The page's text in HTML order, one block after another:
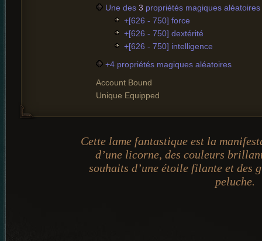
Une des 3 propriétés magiques
+[626 - 750] force
+[626 - 750] dextérité
+[626 - 750] intelligence
+4 propriétés magiques aléatoires
Account Bound
Unique Equipped
Cette lame fantastique est la
d’une licorne, des couleurs
souhaits d’une étoile filante et des
peluche.